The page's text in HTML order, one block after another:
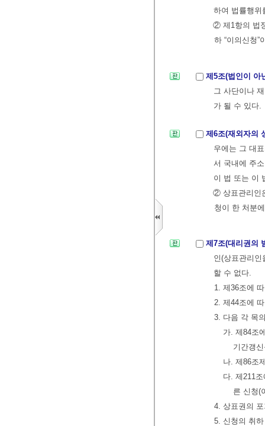
하여 법률행위
② 제1항의 법
하 “이의신청
제5조(법인이 아
그 사단이나
가 될 수 있다.
제6조(재외자의
우에는 그 대
서 국내에 주
이 법 또는 이
② 상표관리인
청이 한 처분
제7조(대리권의
인(상표관리
할 수 없다.
1. 제36조에
2. 제44조에
3. 다음 각 목
가. 제84조
기간갱
나. 제86조
다. 제211
른 신청(
4. 상표권의
5. 신청의 취하